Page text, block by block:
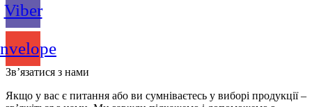
Viber
Зв’язатися з нами
Якщо у вас є питання або ви сумніваєтесь у виборі продукції –